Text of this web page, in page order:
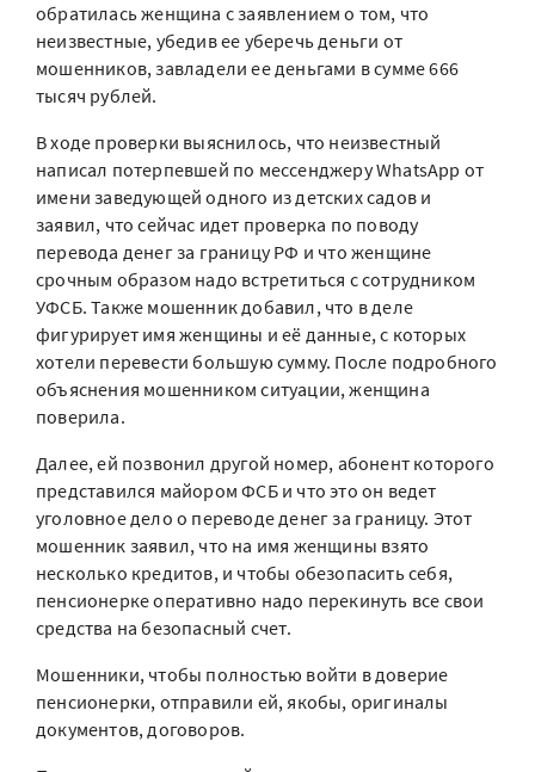
обратилась женщина с заявлением о том, что
неизвестные, убедив ее уберечь деньги от
мошенников, завладели ее деньгами в сумме 666
тысяч рублей.
В ходе проверки выяснилось, что неизвестный
написал потерпевшей по мессенджеру WhatsApp от
имени заведующей одного из детских садов и
заявил, что сейчас идет проверка по поводу
перевода денег за границу РФ и что женщине
срочным образом надо встретиться с сотрудником
УФСБ. Также мошенник добавил, что в деле
фигурирует имя женщины и её данные, с которых
хотели перевести большую сумму. После подробного
объяснения мошенником ситуации, женщина
поверила.
Далее, ей позвонил другой номер, абонент которого
представился майором ФСБ и что это он ведет
уголовное дело о переводе денег за границу. Этот
мошенник заявил, что на имя женщины взято
несколько кредитов, и чтобы обезопасить себя,
пенсионерке оперативно надо перекинуть все свои
средства на безопасный счет.
Мошенники, чтобы полностью войти в доверие
пенсионерки, отправили ей, якобы, оригиналы
документов, договоров.